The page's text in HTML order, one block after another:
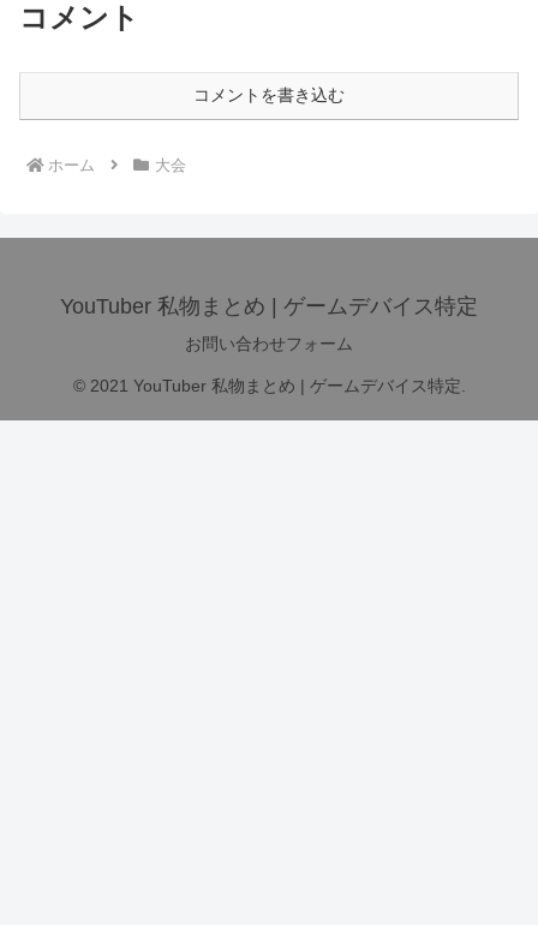
コメント
コメントを書き込む
ホーム 大会
YouTuber 私物まとめ | ゲームデバイス特定
お問い合わせフォーム
© 2021 YouTuber 私物まとめ | ゲームデバイス特定.